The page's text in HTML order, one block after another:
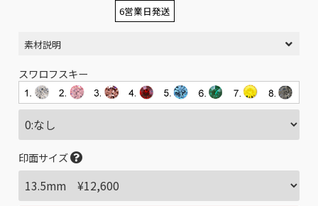
6営業日発送
素材説明
スワロフスキー
印面サイズ